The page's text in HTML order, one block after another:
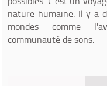
nature humaine. Il y a
mondes comme
communauté de sons.